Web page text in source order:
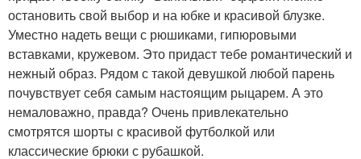
остановить свой выбор и на юбке и красивой блузке.
Уместно надеть вещи с рюшиками, гипюровыми
вставками, кружевом. Это придаст тебе романтический и
нежный образ. Рядом с такой девушкой любой парень
почувствует себя самым настоящим рыцарем. А это
немаловажно, правда? Очень привлекательно
смотрятся шорты с красивой футболкой или
классические брюки с рубашкой.